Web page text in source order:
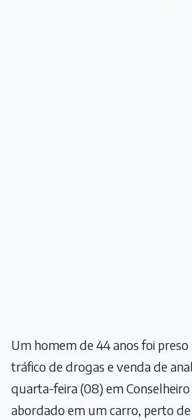
Um homem de 44 anos foi
tráfico de drogas e venda de
quarta-feira (08) em Conselheiro
abordado em um carro, perto de